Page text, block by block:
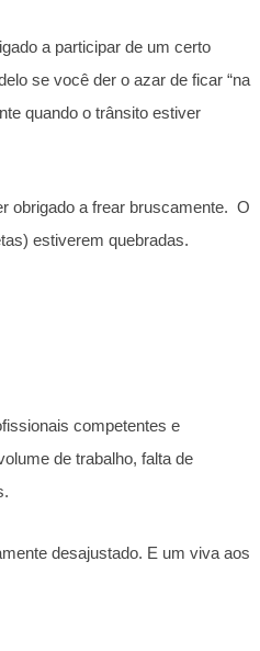
a participar de um certo
se você der o azar de ficar “na
quando o trânsito estiver
obrigado a frear bruscamente. O
estiverem quebradas.
competentes e
de trabalho, falta de
desajustado. E um viva aos